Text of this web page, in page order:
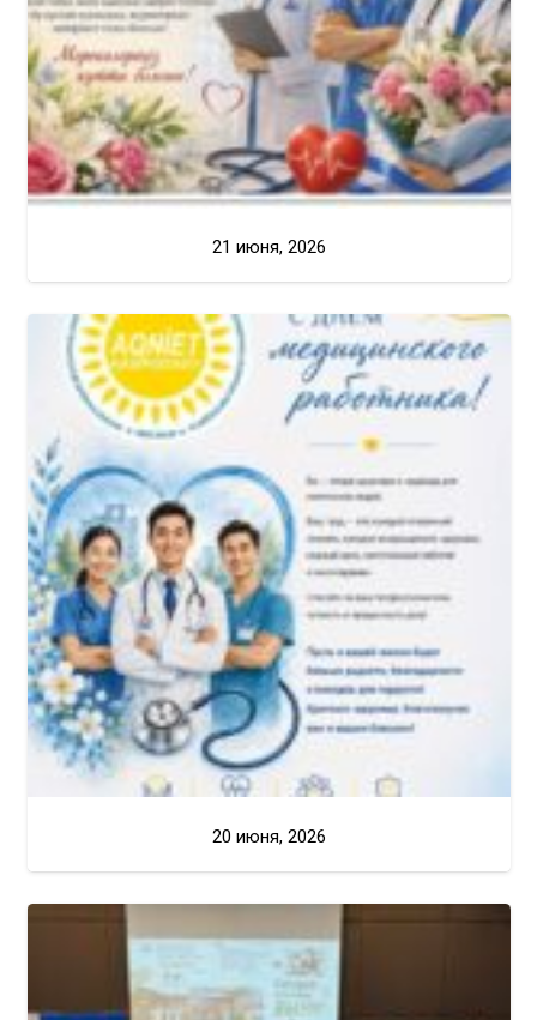
21 июня, 2026
20 июня, 2026